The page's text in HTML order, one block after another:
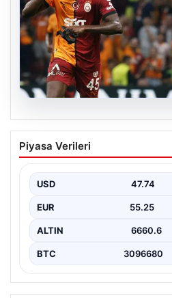
06.08.2026
Osimhen’den Icardi
teklifini reddetti
Piyasa Verileri
USD 47.74
EUR 55.25
ALTIN 6660.6
BTC 3096680